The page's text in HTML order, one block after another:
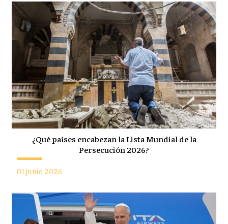
¿Qué países encabezan la Lista Mundial de la
Persecución 2026?
01 junio 2026